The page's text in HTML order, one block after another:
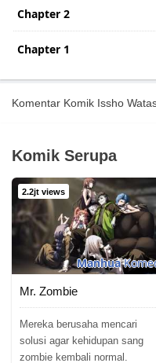
Chapter 2
Chapter 1
Komentar Komik Issho
Komik Serupa
2.2jt views
Manhua
Mr. Zombie
Mereka berusaha mencari
solusi agar kehidupan sang
zombie kembali normal.